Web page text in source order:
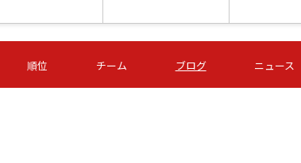
第16節 09/05 (土) 15:00
石人の星
-
第16節 09/05 (土) 16:00
ＡＧＦ
-
いちご
-
順位 チーム ブログ ニュース